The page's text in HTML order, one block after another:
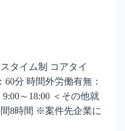
タイム制 コアタイ
60分 時間外労働有無：
～18:00 ＜その他就
8時間 ※案件先企業に